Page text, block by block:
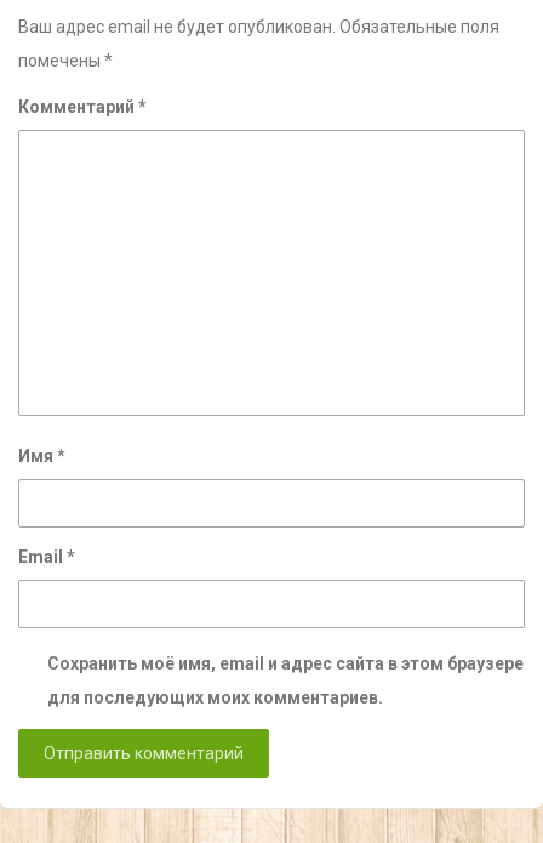
Ваш адрес email не будет опубликован. Обязательные поля
помечены *
Комментарий *
Имя *
Email *
Сохранить моё имя, email и адрес сайта в этом браузере
для последующих моих комментариев.